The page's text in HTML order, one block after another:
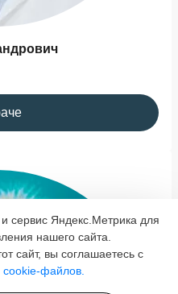
сервис Яндекс.Метрика для
нашего сайта.
сайт, вы соглашаетесь с
cookie-файлов.